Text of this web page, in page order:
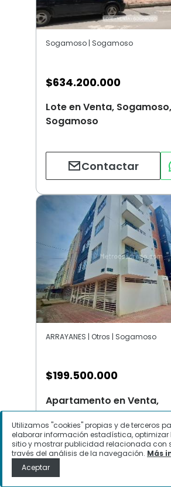
Sogamoso | Sogamoso
$634.200.000
Lote en Venta, Sogamoso,
Sogamoso
Contactar
ARRAYANES | Otros | Sogamoso
$199.500.000
Apartamento en Venta,
ARRAYANES, Sogamoso
Contactar
Utilizamos "cookies" propias y de terceros
elaborar información estadística,
sitio y mostrar publicidad relacionada con
través del análisis de la navegación. Más
Aceptar